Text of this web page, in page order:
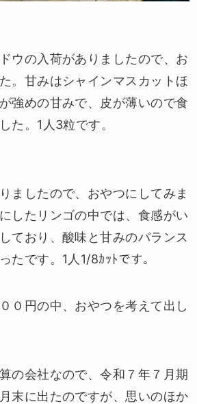
ウの入荷がありましたので、お
。甘みはシャインマスカットほ
強めの甘みで、皮が薄いので食
た。1人3粒です。
ましたので、おやつにしてみま
したリンゴの中では、食感がい
ており、酸味と甘みのバランス
たです。1人1/8ｶｯﾄです。
０円の中、おやつを考えて出し
の会社なので、令和７年７月期
末に出たのですが、思いのほか